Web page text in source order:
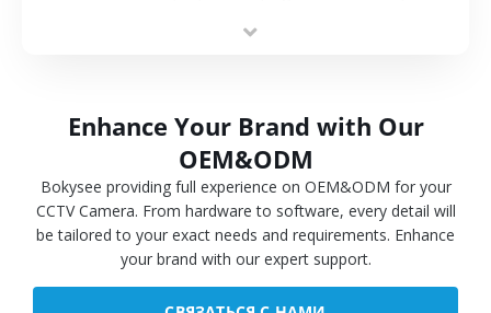
Enhance Your Brand with Our
OEM&ODM
Bokysee providing full experience on OEM&ODM for your
CCTV Camera. From hardware to software, every detail will
be tailored to your exact needs and requirements. Enhance
your brand with our expert support.